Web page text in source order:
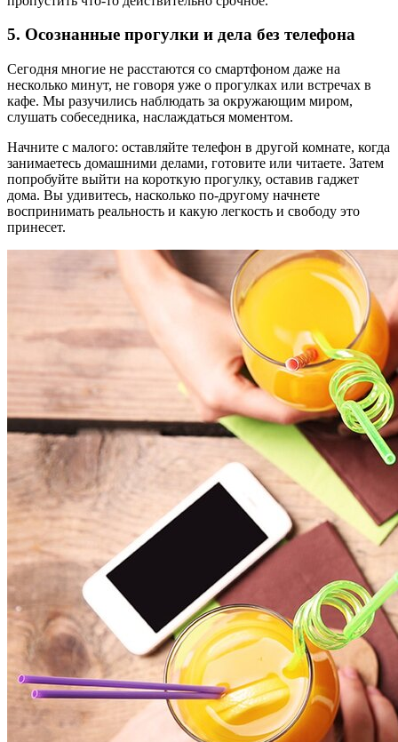
5. Осознанные прогулки и дела без телефона
Сегодня многие не расстаются со смартфоном даже на
несколько минут, не говоря уже о прогулках или встречах в
кафе. Мы разучились наблюдать за окружающим миром,
слушать собеседника, наслаждаться моментом.
Начните с малого: оставляйте телефон в другой комнате, когда
занимаетесь домашними делами, готовите или читаете. Затем
попробуйте выйти на короткую прогулку, оставив гаджет
дома. Вы удивитесь, насколько по-другому начнете
воспринимать реальность и какую легкость и свободу это
принесет.